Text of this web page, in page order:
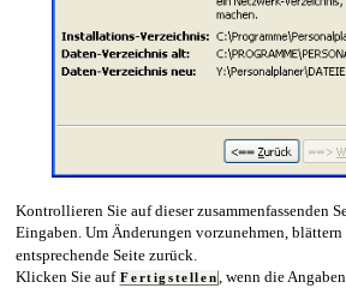
Kontrollieren Sie auf dieser zusammenfassenden
Eingaben. Um Änderungen vorzunehmen,
entsprechende Seite zurück.
Klicken Sie auf Fertigstellen
, wenn die